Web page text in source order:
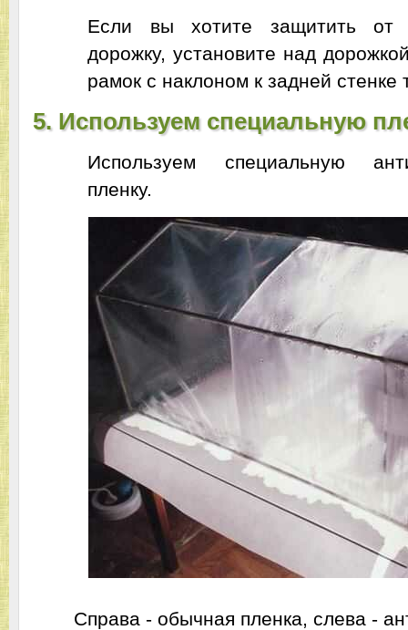
Если вы хотите защитить от
дорожку, установите над
рамок с наклоном к задней стенке
5. Используем специальную
Используем специальную
пленку.
Справа - обычная пленка, слева -